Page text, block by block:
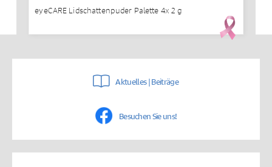
eyeCARE Lidschattenpuder Palette 4x 2 g
Aktuelles | Beiträge
Besuchen Sie uns!